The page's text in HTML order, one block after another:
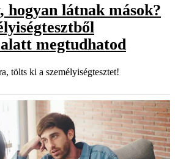
hogyan látnak mások?
megtudhatod
tölts ki a személyiségtesztet!